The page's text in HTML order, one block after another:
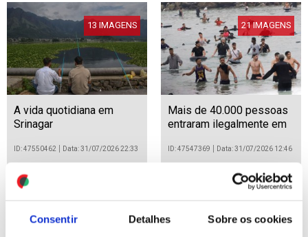
Consentir Detalhes Sobre os cookies
13 IMAGENS
A vida quotidiana em
Srinagar
ID: 47550462 Data: 31/07/2026 22:33
21 IMAGENS
Mais de 40.000 pessoas
entraram ilegalmente em
ID: 47547369 Data: 31/07/2026 12:46